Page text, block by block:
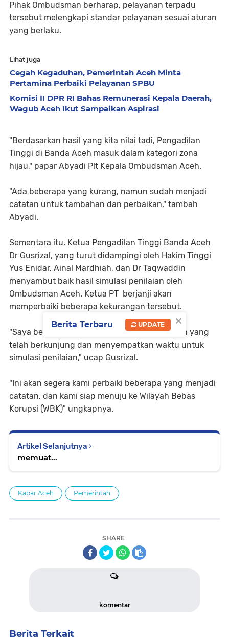
Pihak Ombudsman berharap, pelayanan terpadu
tersebut melengkapi standar pelayanan sesuai aturan
yang berlaku.
Lihat juga
Cegah Kegaduhan, Pemerintah Aceh Minta
Pertamina Perbaiki Pelayanan SPBU
Komisi II DPR RI Bahas Remunerasi Kepala Daerah,
Wagub Aceh Ikut Sampaikan Aspirasi
"Berdasarkan hasil yang kita nilai tadi, Pengadilan
Tinggi di Banda Aceh masuk dalam kategori zona
hijau," papar Abyadi Plt Kepala Ombudsman Aceh.
"Ada beberapa yang kurang, namun sudah menjadi
catatan untuk tambahan dan perbaikan," tambah
Abyadi.
Sementara itu, Ketua Pengadilan Tinggi Banda Aceh
Dr Gusrizal, yang turut didampingi oleh Hakim Tinggi
Yus Enidar, Ainal Mardhiah, dan Dr Taqwaddin
menyambut baik hasil simulasi penilaian oleh
Ombudsman Aceh. Ketua PT berjanji akan
memperbaiki beberapa kekurangan tersebut.
"Saya berterimakasih kepada Tim Ombudsman yang
telah berkunjung dan menyempatkan waktu untuk
simulasi penilaian," ucap Gusrizal.
"Ini akan segera kami perbaiki beberapa yang menjadi
catatan, dan kami siap menuju ke Wilayah Bebas
Korupsi (WBK)" ungkapnya.
Artikel Selanjutnya
memuat...
Kabar Aceh Pemerintah
SHARE
komentar
Berita Terkait
×
Berita Terbaru UPDATE